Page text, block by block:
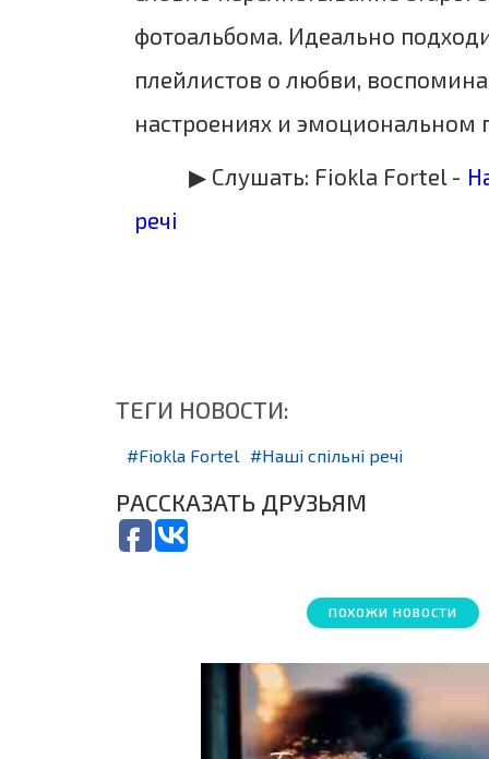
фотоальбома. Идеально
плейлистов о любви,
настроениях и эмоциональном
▶ Слушать: Fiokla Fortel -
речі
ТЕГИ НОВОСТИ:
Fiokla Fortel Наші спільні речі
РАССКАЗАТЬ ДРУЗЬЯМ
ПОХОЖИ НОВОСТИ